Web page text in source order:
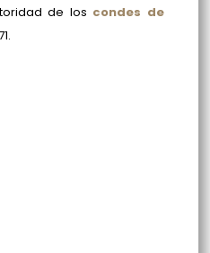
de los condes de